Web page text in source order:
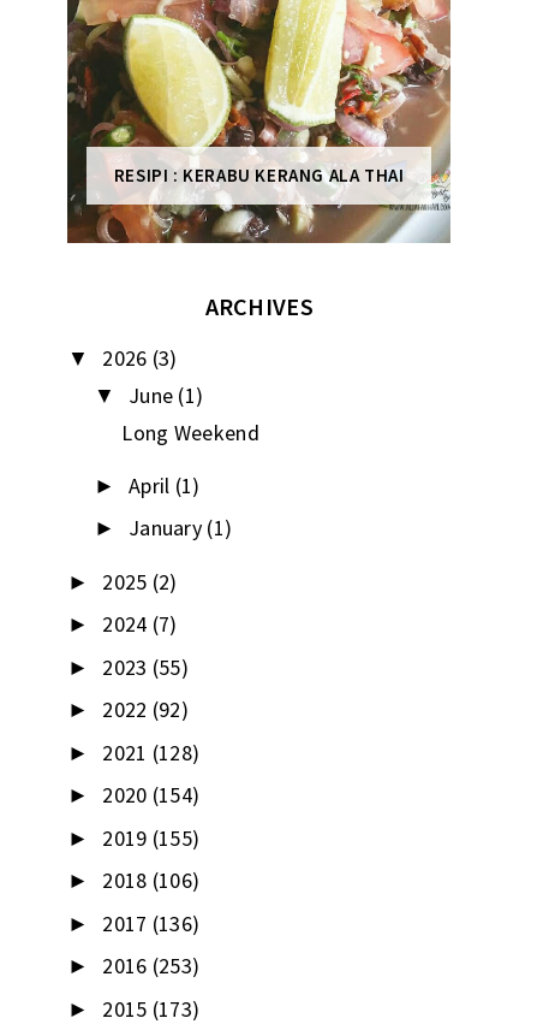
RESIPI : KERABU KERANG ALA THAI
ARCHIVES
▼ 2026 (3)
▼ June (1)
Long Weekend
► April (1)
► January (1)
► 2025 (2)
► 2024 (7)
► 2023 (55)
► 2022 (92)
► 2021 (128)
► 2020 (154)
► 2019 (155)
► 2018 (106)
► 2017 (136)
► 2016 (253)
► 2015 (173)